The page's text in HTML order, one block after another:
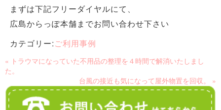
まずは下記フリーダイヤルにて、
広島からっぽ本舗までお問い合わせ下さい
カテゴリー:ご利用事例
« トラウマになっていた不用品の整理を４時間で解消いたしまし
た。
台風の接近も気になって屋外物置を回収。 »